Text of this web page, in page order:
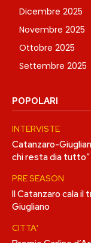
Dicembre 2025
Novembre 2025
Ottobre 2025
Settembre 2025
POPOLARI
INTERVISTE
Catanzaro-
chi resta dia tutto”
PRE SEASON
Il Catanzaro cala
Giugliano
CITTA'